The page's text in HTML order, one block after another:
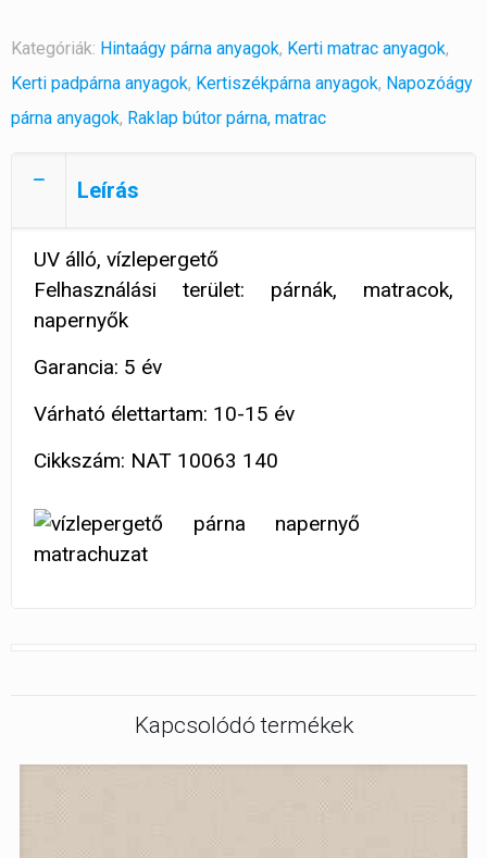
Kategóriák: Hintaágy párna anyagok, Kerti matrac anyagok,
Kerti padpárna anyagok, Kertiszékpárna anyagok, Napozóágy
párna anyagok, Raklap bútor párna, matrac
Leírás
UV álló, vízlepergető
Felhasználási terület: párnák, matracok,
napernyők
Garancia: 5 év
Várható élettartam: 10-15 év
Cikkszám: NAT 10063 140
Kapcsolódó termékek